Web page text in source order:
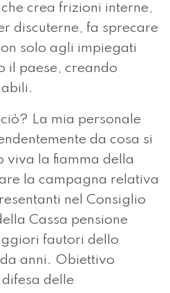
crea frizioni interne,
discuterne, fa sprecare
solo agli impiegati
il paese, creando
La mia personale
da cosa si
viva la fiamma della
la campagna relativa
nel Consiglio
Cassa pensione
fautori dello
anni. Obiettivo
delle